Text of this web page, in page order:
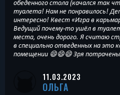
обеденного стола (качался так
туалета! Нам не понравилось!
интересно! Квест «Игра в
Ведущий почему-то ушёл в
места, очень дорого. Я считаю
в специально отведенных на это
помещении 😄😄😄 Зря
11.03.2023
ОЛЬГА